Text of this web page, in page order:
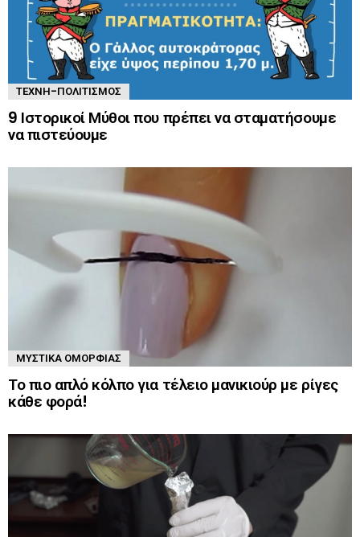
ΤΈΧΝΗ-ΠΟΛΙΤΙΣΜΌΣ
9 Ιστορικοί Μύθοι που πρέπει να σταματήσουμε
να πιστεύουμε
ΜΥΣΤΙΚΆ ΟΜΟΡΦΙΆΣ
Το πιο απλό κόλπο για τέλειο μανικιούρ με ρίγες
κάθε φορά!